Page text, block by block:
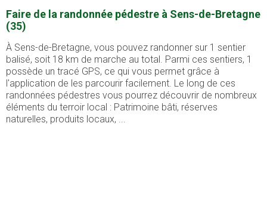
Faire de la randonnée pédestre à Sens-de-Bretagne
(35)
À Sens-de-Bretagne, vous pouvez randonner sur 1 sentier
balisé, soit 18 km de marche au total. Parmi ces sentiers, 1
possède un tracé GPS, ce qui vous permet grâce à
l'application de les parcourir facilement. Le long de ces
randonnées pédestres vous pourrez découvrir de nombreux
éléments du terroir local : Patrimoine bâti, réserves
naturelles, produits locaux, ...